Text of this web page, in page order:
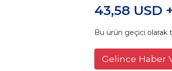
43,58 USD
Bu ürün geçici
Gelince Haber